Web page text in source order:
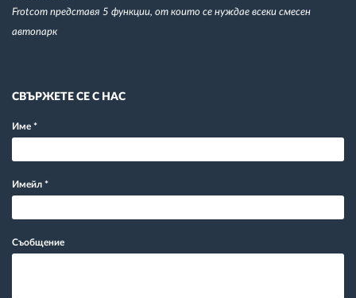
Frotcom представя 5 функции, от които се нуждае всеки смесен
автопарк
СВЪРЖЕТЕ СЕ С НАС
Име *
Имейл *
Съобщение